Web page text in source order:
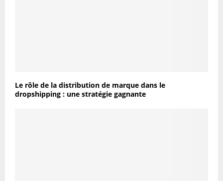
Le rôle de la distribution de marque dans le
dropshipping : une stratégie gagnante